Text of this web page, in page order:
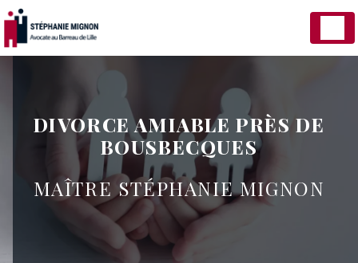
DIVORCE AMIABLE PRÈS DE
BOUSBECQUES
MAÎTRE STÉPHANIE MIGNON
Panneau de gestion des cookies